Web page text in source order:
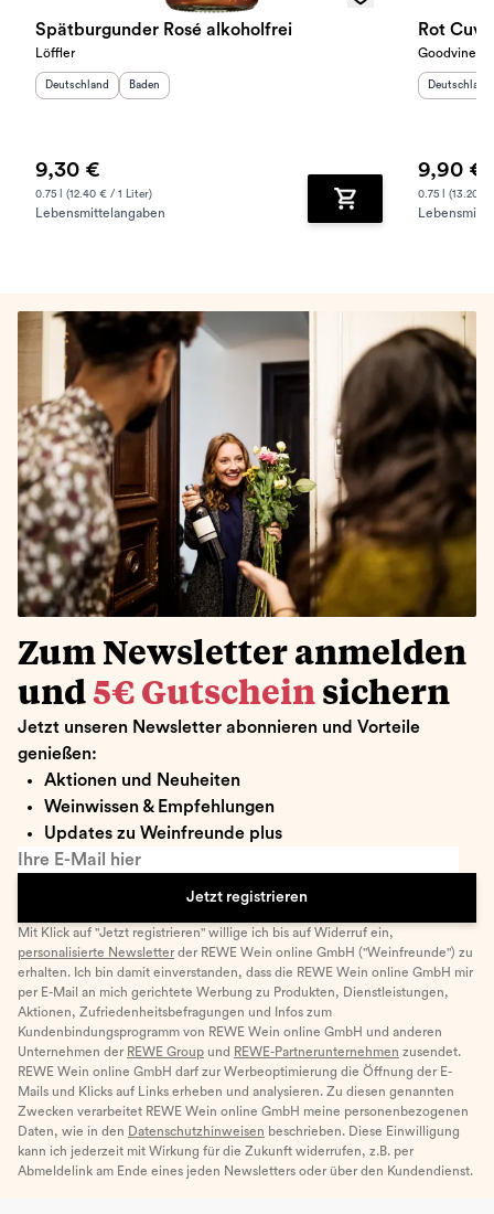
Spätburgunder Rosé alkoholfrei
Löffler
Herkunftsland
Deutschland Herkunftsregion
Baden
9,30 €
0.75 l (12.40 € / 1 Liter)
Lebensmittelangaben Zum Warenkorb
Rot
Goodvines
Deutschland
9,90 €
0.75 l (13.20 €
Zum Newsletter anmelden
und 5€ Gutschein sichern
Jetzt unseren Newsletter abonnieren und Vorteile
genießen:
Aktionen und Neuheiten
Weinwissen & Empfehlungen
Updates zu Weinfreunde plus
Ihre E-Mail hier
Jetzt registrieren
Mit Klick auf "Jetzt registrieren" willige ich bis auf Widerruf ein,
personalisierte Newsletter der REWE Wein online GmbH ("Weinfreunde") zu
erhalten. Ich bin damit einverstanden, dass die REWE Wein online GmbH mir
per E-Mail an mich gerichtete Werbung zu Produkten, Dienstleistungen,
Aktionen, Zufriedenheitsbefragungen und Infos zum
Kundenbindungsprogramm von REWE Wein online GmbH und anderen
Unternehmen der REWE Group und REWE-Partnerunternehmen zusendet.
REWE Wein online GmbH darf zur Werbeoptimierung die Öffnung der E-
Mails und Klicks auf Links erheben und analysieren. Zu diesen genannten
Zwecken verarbeitet REWE Wein online GmbH meine personenbezogenen
Daten, wie in den Datenschutzhinweisen beschrieben. Diese Einwilligung
kann ich jederzeit mit Wirkung für die Zukunft widerrufen, z.B. per
Abmeldelink am Ende eines jeden Newsletters oder über den Kundendienst.